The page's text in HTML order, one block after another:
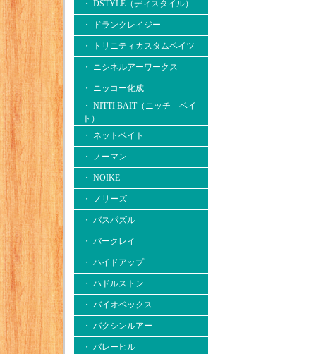
・ DSTYLE（ディスタイル）
・ ドランクレイジー
・ トリニティカスタムベイツ
・ ニシネルアーワークス
・ ニッコー化成
・ NITTI BAIT（ニッチ ベイ
ト）
・ ネットベイト
・ ノーマン
・ NOIKE
・ ノリーズ
・ バスパズル
・ バークレイ
・ ハイドアップ
・ ハドルストン
・ バイオベックス
・ バクシンルアー
・ バレーヒル